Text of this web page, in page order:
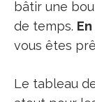
bâtir une
de temps.
vous êtes
Le tableau